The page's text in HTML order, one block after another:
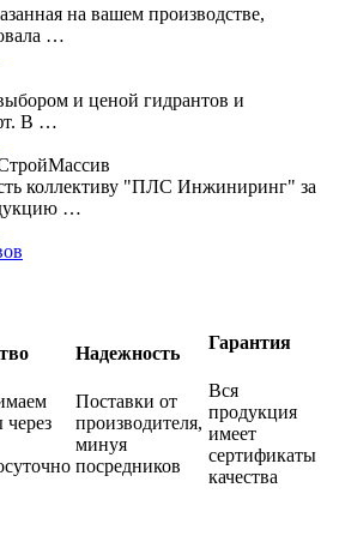
на вашем производстве,
…
и ценой гидрантов и
В …
коллективу "ПЛС Инжиниринг" за
…
через
Надежность
Поставки от
производителя,
минуя
посредников
Гарантия
Вся
продукция
имеет
сертификаты
качества